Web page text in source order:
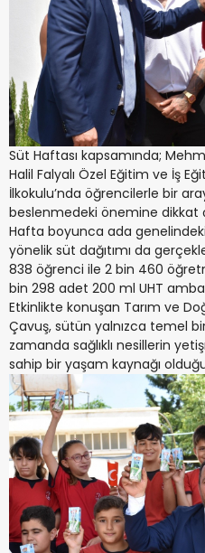
Süt Haftası kapsamında;
Halil Falyalı Özel Eğitim ve İş
İlkokulu’nda öğrencilerle bir
beslenmedeki önemine dikkat
Hafta boyunca ada
yönelik süt dağıtımı da
838 öğrenci ile 2 bin 460
bin 298 adet 200 ml UHT
Etkinlikte konuşan Tarım ve
Çavuş, sütün yalnızca temel
zamanda sağlıklı nesillerin
sahip bir yaşam kaynağı